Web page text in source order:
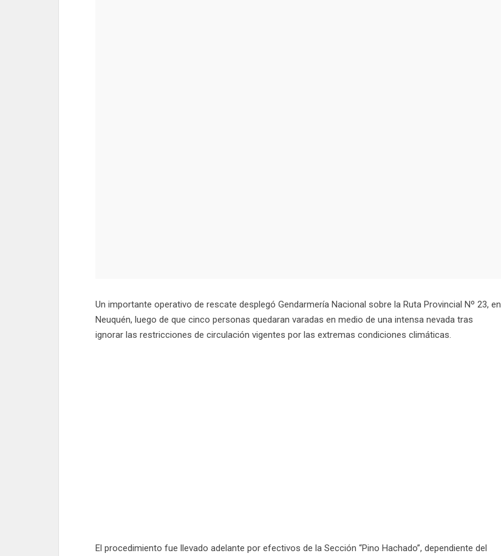
Un importante operativo de rescate desplegó Gendarmería Nacional sobre la Ruta Provincial Nº 23, en
Neuquén, luego de que cinco personas quedaran varadas en medio de una intensa nevada tras
ignorar las restricciones de circulación vigentes por las extremas condiciones climáticas.
El procedimiento fue llevado adelante por efectivos de la Sección “Pino Hachado”, dependiente del